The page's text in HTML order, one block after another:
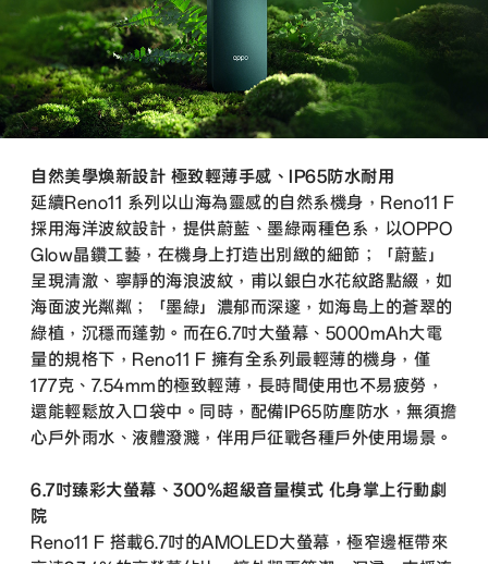
自然美學煥新設計 極致輕薄手感、IP65防水耐用
延續Reno11 系列以山海為靈感的自然系機身，Reno11 F
採用海洋波紋設計，提供蔚藍、墨綠兩種色系，以OPPO
Glow晶鑽工藝，在機身上打造出別緻的細節；「蔚藍」
呈現清澈、寧靜的海浪波紋，甫以銀白水花紋路點綴，如
海面波光粼粼；「墨綠」濃郁而深邃，如海島上的蒼翠的
綠植，沉穩而蓬勃。而在6.7吋大螢幕、5000mAh大電
量的規格下，Reno11 F 擁有全系列最輕薄的機身，僅
177克、7.54mm的極致輕薄，長時間使用也不易疲勞，
還能輕鬆放入口袋中。同時，配備IP65防塵防水，無須擔
心戶外雨水、液體潑濺，伴用戶征戰各種戶外使用場景。
6.7吋臻彩大螢幕、300%超級音量模式 化身掌上行動劇
院
Reno11 F 搭載6.7吋的AMOLED大螢幕，極窄邊框帶來